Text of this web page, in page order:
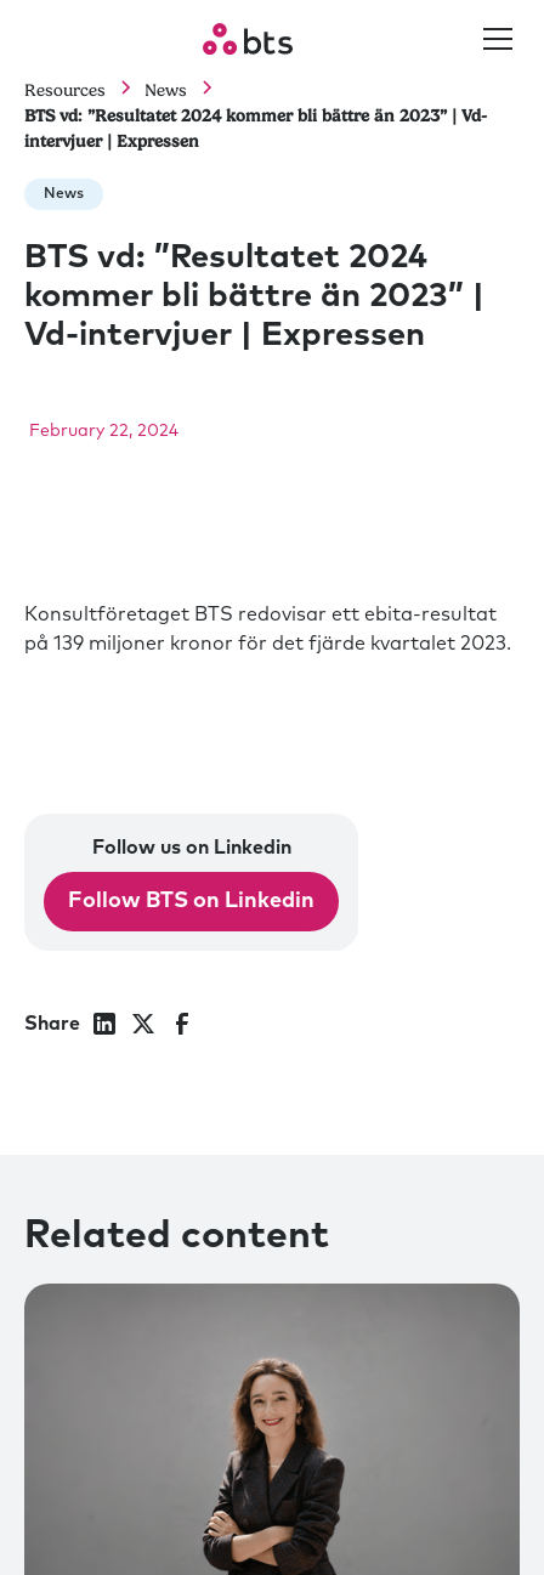
Resources
News
BTS vd: ”Resultatet 2024 kommer bli bättre än 2023” | Vd-
intervjuer | Expressen
News
BTS vd: ”Resultatet 2024
kommer bli bättre än 2023” |
Vd-intervjuer | Expressen
February 22, 2024
Follow us on Linkedin
Follow BTS on Linkedin
Share
Konsultföretaget BTS redovisar ett ebita-resultat
på 139 miljoner kronor för det fjärde kvartalet 2023.
Related content